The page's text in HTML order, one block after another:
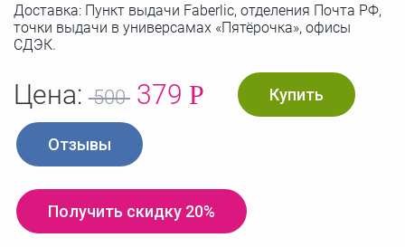
Доставка: Пункт выдачи Faberlic, отделения Почта РФ,
точки выдачи в универсамах «Пятёрочка», офисы
СДЭК.
Цена: 500 379 Р Купить
Отзывы
Получить скидку 20%